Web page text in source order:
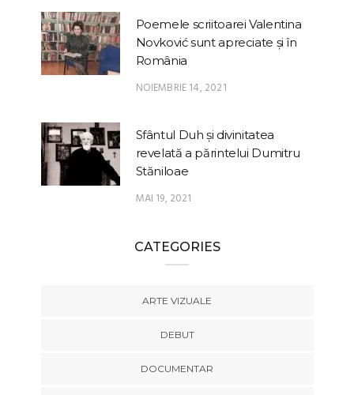
Poemele scriitoarei Valentina
Novković sunt apreciate și în
România
NOIEMBRIE 14, 2021
Sfântul Duh și divinitatea
revelată a părintelui Dumitru
Stăniloae
MAI 19, 2021
CATEGORIES
ARTE VIZUALE
DEBUT
DOCUMENTAR